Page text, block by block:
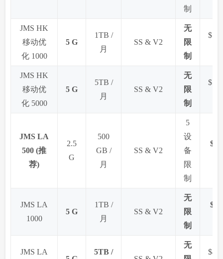
制
JMS HK
移动优
化 1000
5 G
1TB /
月
SS & V2
无
限
制
JMS HK
移动优
化 5000
5 G
5TB /
月
SS & V2
无
限
制
JMS LA
500 (推
荐)
2.5
G
500
GB /
月
SS & V2
5
设
备
限
制
JMS LA
1000
5 G
1TB /
月
SS & V2
无
限
制
JMS LA
5TB /
无